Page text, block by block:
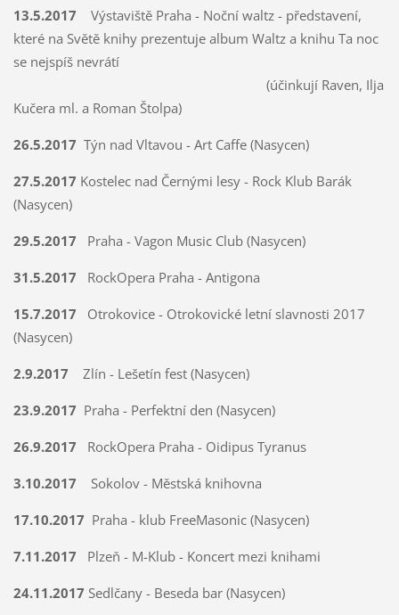
13.5.2017 Výstaviště Praha - Noční waltz - představení,
které na Světě knihy prezentuje album Waltz a knihu Ta noc
se nejspíš nevrátí
(účinkují Raven, Ilja
Kučera ml. a Roman Štolpa)
26.5.2017 Týn nad Vltavou - Art Caffe (Nasycen)
27.5.2017 Kostelec nad Černými lesy - Rock Klub Barák
(Nasycen)
29.5.2017 Praha - Vagon Music Club (Nasycen)
31.5.2017 RockOpera Praha - Antigona
15.7.2017 Otrokovice - Otrokovické letní slavnosti 2017
(Nasycen)
2.9.2017 Zlín - Lešetín fest (Nasycen)
23.9.2017 Praha - Perfektní den (Nasycen)
26.9.2017 RockOpera Praha - Oidipus Tyranus
3.10.2017 Sokolov - Městská knihovna
17.10.2017 Praha - klub FreeMasonic (Nasycen)
7.11.2017 Plzeň - M-Klub - Koncert mezi knihami
24.11.2017 Sedlčany - Beseda bar (Nasycen)